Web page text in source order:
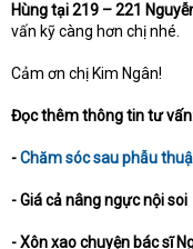
Hùng tại 219 – 221
vấn kỹ càng hơn chị nhé.
Cảm ơn chị Kim Ngân!
Đọc thêm thông tin tư
-Chăm sóc sau phẫu
- Giá cả nâng ngực nội soi
- Xôn xao chuyện bác sĩ